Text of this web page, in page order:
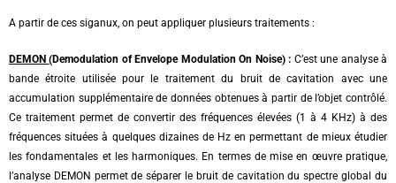
A partir de ces siganux, on peut appliquer plusieurs traitements :
DEMON(Demodulation of Envelope Modulation On Noise) : C’est une analyse à
bande étroite utilisée pour le traitement du bruit de cavitation avec une
accumulation supplémentaire de données obtenues à partir de l’objet contrôlé.
Ce traitement permet de convertir des fréquences élevées (1 à 4 KHz) à des
fréquences situées à quelques dizaines de Hz en permettant de mieux étudier
les fondamentales et les harmoniques. En termes de mise en œuvre pratique,
l’analyse DEMON permet de séparer le bruit de cavitation du spectre global du